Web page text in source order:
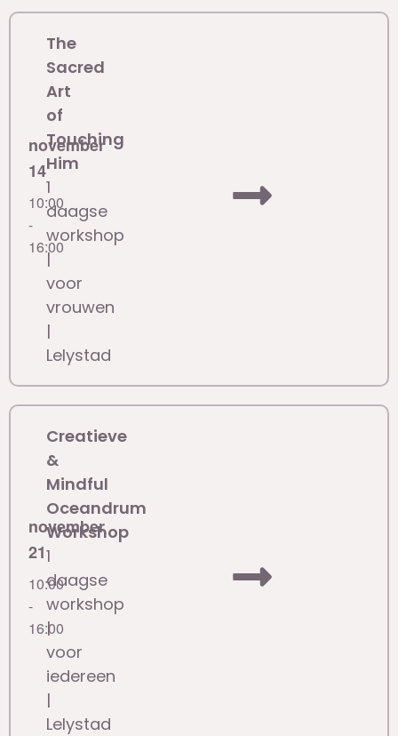
november
14
10:00
-
16:00
The
Sacred
Art
of
Touching
Him
1
daagse
workshop
|
voor
vrouwen
|
Lelystad
november
21
10:00
-
16:00
Creatieve
&
Mindful
Oceandrum
Workshop
1
daagse
workshop
|
voor
iedereen
|
Lelystad